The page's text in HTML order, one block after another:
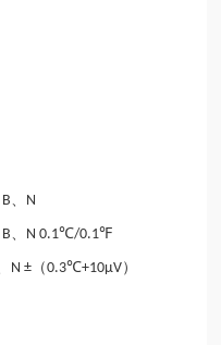
B N
B N 0.1℃/0.1℉
N ± （0.3℃+10μV）